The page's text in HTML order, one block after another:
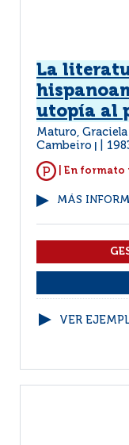
La
utopía al
Maturo, Graciela
Cambeiro
| En formato
MÁS
VER